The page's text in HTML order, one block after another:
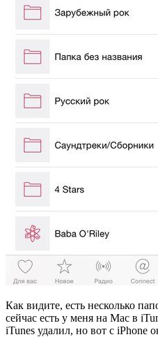
Как видите, есть несколько
сейчас есть у меня на Mac в
iTunes удалил, но вот с iPhone